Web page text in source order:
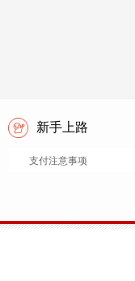
新手上路
支付注意事项